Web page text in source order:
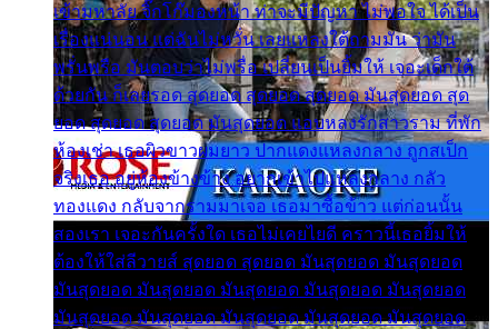
เข้ามหาลัย จิ๊กโก๊มองหน้า ท่าจะมีปัญหา ไม่พอใจ ได้เป็น
เรื่องแน่นอน แต่ฉันไม่หวั่น เลยแหลงใต้ถามมัน ว่ามัน
พรั่นพรือ มันตอบว่าไม่พรื่อ เปลี่ยนเป็นยิ้มให้ เจอะเด็กใต้
ด้วยกัน ก็เลยรอด สุดยอด สุดยอด สุดยอด มันสุดยอด สุด
ยอด สุดยอด สุดยอด มันสุดยอด แอบหลงรักสาวราม ที่พัก
ห้องเช่า เธอผิวขาวผมยาว ปากแดงแหลงกลาง ถูกสเป็ก
จริงเธอ อยู่ห้องข้างข้าง อยากเข้าไปแหลงกลาง กลัว
ทองแดง กลับจากรามมาเจอ เธอมาซื้อข้าว แต่ก่อนนั้น
สองเรา เจอะกันครั้งใด เธอไม่เคยไยดี คราวนี้เธอยิ้มให้
ต้องให้ใส่ลีวายส์ สุดยอด สุดยอด มันสุดยอด มันสุดยอด
มันสุดยอด มันสุดยอด มันสุดยอด มันสุดยอด มันสุดยอด
มันสุดยอด มันสุดยอด มันสุดยอด มันสุดยอด มันสุดยอด